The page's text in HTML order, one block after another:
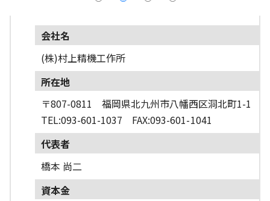
会社名
(株)村上精機工作所
所在地
〒807-0811 福岡県北九州市八幡西区洞北町1-1
TEL:093-601-1037 FAX:093-601-1041
代表者
橋本 尚二
資本金